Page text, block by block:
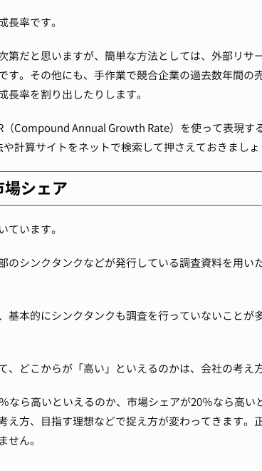
長率です。
第だと思いますが、簡単な方法としては、外部リサ
す。 その他にも、手作業で競合企業の過去数年間の
率を割り出したりします。
（Compound Annual Growth Rate）を使って表現す
計算サイトをネットで検索して押さえておきましょ
場シェア
ています。
のシンクタンクなどが発行している調査資料を用い
基本的にシンクタンクも調査を行っていないことが
、どこからが「高い」といえるのかは、会社の考え
なら高いといえるのか、市場シェアが20％なら高い
え方、目指す理想などで捉え方が変わってきます。
せん。